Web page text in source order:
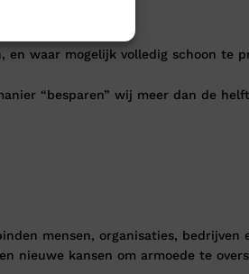
waar mogelijk volledig schoon te
“besparen” wij meer dan de
mensen, organisaties, bedrijven
nieuwe kansen om armoede te